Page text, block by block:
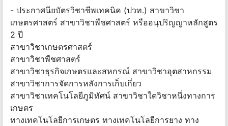
- ประกาศนียบัตรวิชาชีพเทคนิค (ปวท.) สาขาวิชา
เกษตรศาสตร์ สาขาวิชาพืชศาสตร์ หรืออนุปริญญาหลักสูตร
2 ปี
สาขาวิชาเกษตรศาสตร์
สาขาวิชาพืชศาสตร์
สาขาวิชาธุรกิจเกษตรและสหกรณ์ สาขาวิชาอุตสาหกรรม
สาขาวิชาการจัดการหลังการเก็บเกี่ยว
สาขาวิชาเทคโนโลยีภูมิทัศน์ สาขาวิชาใดวิชาหนึ่งทางการ
เกษตร
ทางเทคโนโลยีการเกษตร ทางเทคโนโลยีการยาง ทาง